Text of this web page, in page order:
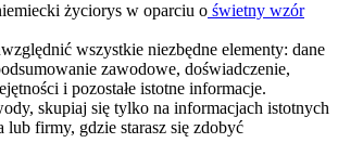
życiorys w oparciu o świetny wzór
wszystkie niezbędne elementy: dane
zawodowe, doświadczenie,
i pozostałe istotne informacje.
skupiaj się tylko na informacjach istotnych
lub firmy, gdzie starasz się zdobyć